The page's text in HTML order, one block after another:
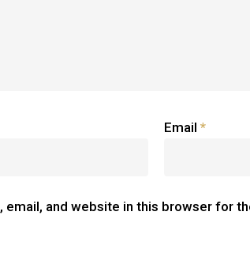
Email *
email, and website in this browser for